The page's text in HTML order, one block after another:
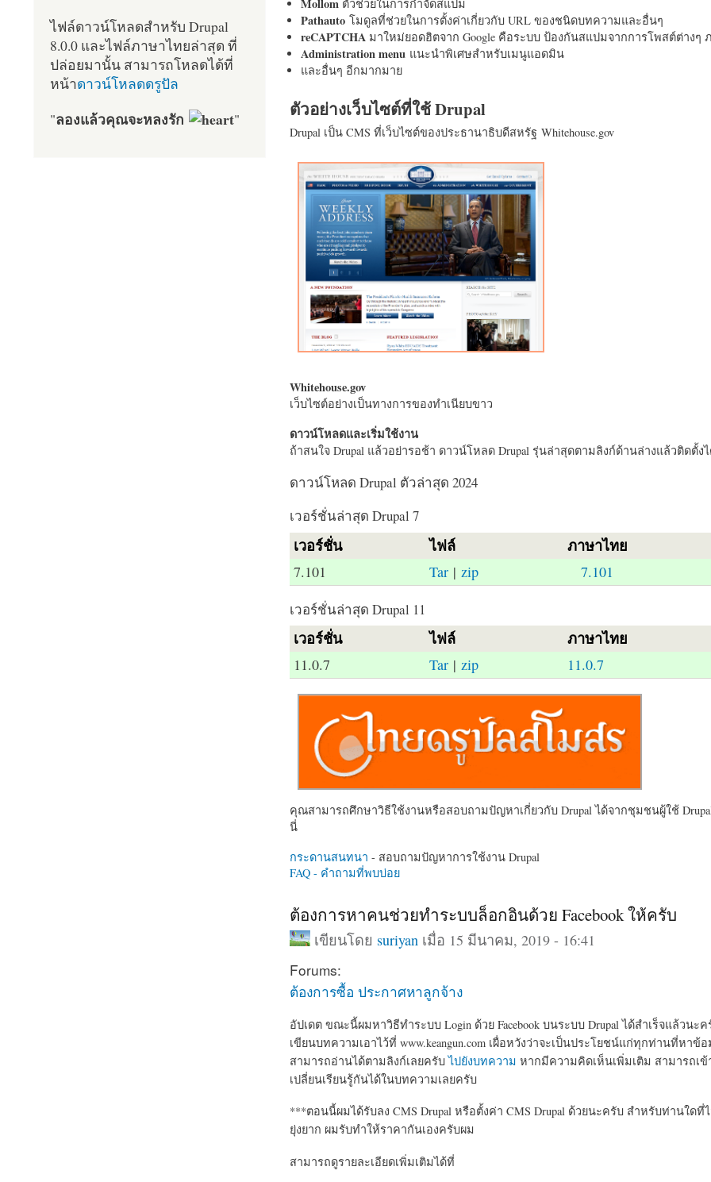
Mollom ตัวช่วยในการกำจัดสแปม
Pathautoโมดูลที่ช่วยในการตั้งค่าเกี่ยวกับ URL ของชนิดบทความและอื่นๆ
reCAPTCHA มาใหม่ยอดฮิตจาก Google คือระบบ ป้องกันสแปมจากการโพสต์ต่างๆ
Administration menu แนะนำพิเศษสำหรับเมนูแอดมิน
และอื่นๆ อีกมากมาย
ตัวอย่างเว็บไซต์ที่ใช้ Drupal
Drupal เป็น CMS ที่เว็บไซต์ของประธานาธิบดีสหรัฐ Whitehouse.gov
Whitehouse.gov
เว็บไซต์อย่างเป็นทางการของทำเนียบขาว
ดาวน์โหลดและเริ่มใช้งาน
ถ้าสนใจ Drupal แล้วอย่ารอช้า ดาวน์โหลด Drupal รุ่นล่าสุดตามลิงก์ด้านล่างแล้วติดตั้ง
ดาวน์โหลด Drupal ตัวล่าสุด 2024
เวอร์ชั่นล่าสุด Drupal 7
เวอร์ชั่น ไฟล์ ภาษาไทย
7.101 Tar| zip 7.101
เวอร์ชั่นล่าสุด Drupal 11
เวอร์ชั่น ไฟล์ ภาษาไทย
11.0.7 Tar| zip 11.0.7
คุณสามารถศึกษาวิธีใช้งานหรือสอบถามปัญหาเกี่ยวกับ Drupal ได้จากชุมชนผู้ใช้
นี่
กระดานสนทนา - สอบถามปัญหาการใช้งาน Drupal
FAQ - คำถามที่พบบ่อย
ต้องการหาคนช่วยทำระบบล็อกอินด้วย Facebook ให้ครับ
เขียนโดย suriyan เมื่อ 15 มีนาคม, 2019 - 16:41
Forums:
ต้องการซื้อ ประกาศหาลูกจ้าง
อัปเดต ขณะนี้ผมหาวิธีทำระบบ Login ด้วย Facebook บนระบบ Drupal ได้สำเร็จแล้วนะ
เขียนบทความเอาไว้ที่ www.keangun.com เผื่อหวังว่าจะเป็นประโยชน์แก่ทุกท่านที่หาข้
สามารถอ่านได้ตามลิงก์เลยครับไปยังบทความ หากมีความคิดเห็นเพิ่มเติม สามารถเข้
เปลี่ยนเรียนรู้กันได้ในบทความเลยครับ
***ตอนนี้ผมได้รับลง CMS Drupal หรือตั้งค่า CMS Drupal ด้วยนะครับ สำหรับท่านใด
ยุ่งยาก ผมรับทำให้ราคากันเองครับผม
สามารถดูรายละเอียดเพิ่มเติมได้ที่
ไฟล์ดาวน์โหลดสำหรับ Drupal
8.0.0 และไฟล์ภาษาไทยล่าสุด ที่
ปล่อยมานั้น สามารถโหลดได้ที่
หน้าดาวน์โหลดดรูปัล
"ลองแล้วคุณจะหลงรัก "